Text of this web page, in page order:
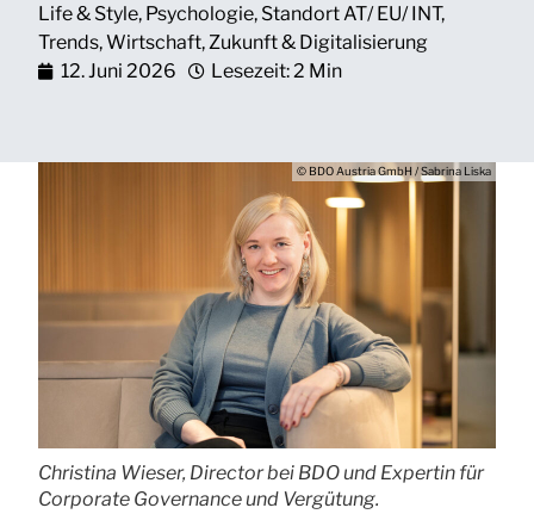
Life & Style, Psychologie, Standort AT/ EU/ INT,
Trends,Wirtschaft,Zukunft & Digitalisierung
12. Juni 2026
Lesezeit: 2 Min
© BDO Austria GmbH / Sabrina Liska
Christina Wieser, Director bei BDO und Expertin für
Corporate Governance und Vergütung.